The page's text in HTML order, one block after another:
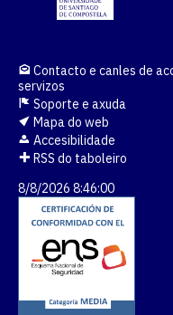
Contacto e canles de
servizos
Soporte e axuda
Mapa do web
Accesibilidade
RSS do taboleiro
8/8/2026 8:46:00